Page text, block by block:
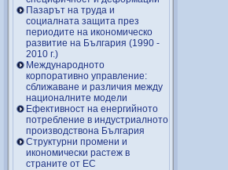
Пазарът на труда и
социалната защита през
периодите на икономическо
развитие на България (1990 -
2010 г.)
Международното
корпоративно управление:
сближаване и различия между
националните модели
Ефективност на енергийното
потребление в индустриалното
производствона България
Структурни промени и
икономически растеж в
страните от ЕС